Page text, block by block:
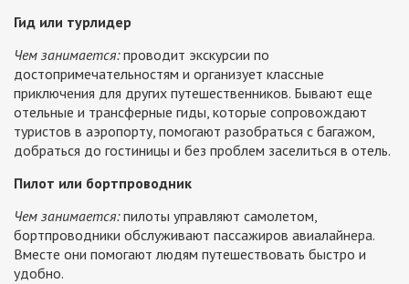
Гид или турлидер
Чем занимается:проводит экскурсии по
достопримечательностям и организует классные
приключения для других путешественников. Бывают еще
отельные и трансферные гиды, которые сопровождают
туристов в аэропорту, помогают разобраться с багажом,
добраться до гостиницы и без проблем заселиться в отель.
Пилот или бортпроводник
Чем занимается:пилоты управляют самолетом,
бортпроводники обслуживают пассажиров авиалайнера.
Вместе они помогают людям путешествовать быстро и
удобно.